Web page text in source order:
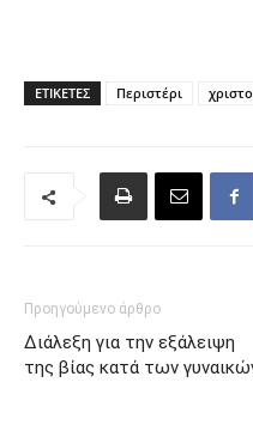
ΕΤΙΚΈΤΕΣ Περιστέρι
Προηγούμενο άρθρο
Διάλεξη για την εξάλειψη
της βίας κατά των